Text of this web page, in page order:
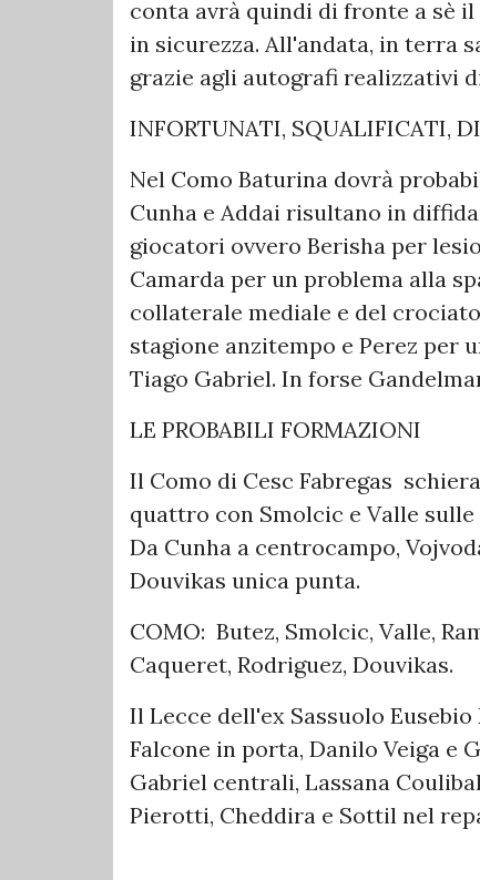
conta avrà quindi di fronte a sè
in sicurezza. All'andata, in terra
grazie agli autografi realizzativi
INFORTUNATI, SQUALIFICATI,
Nel Como Baturina dovrà
Cunha e Addai risultano in
giocatori ovvero Berisha per
Camarda per un problema alla
collaterale mediale e del
stagione anzitempo e Perez per
Tiago Gabriel. In forse
LE PROBABILI FORMAZIONI
Il Como di Cesc Fabregas
quattro con Smolcic e Valle
Da Cunha a centrocampo,
Douvikas unica punta.
COMO: Butez, Smolcic, Valle,
Caqueret, Rodriguez, Douvikas.
Il Lecce dell'ex Sassuolo
Falcone in porta, Danilo Veiga e
Gabriel centrali, Lassana
Pierotti, Cheddira e Sottil nel